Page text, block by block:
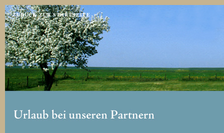
Jump to navigation
ZURÜCK ZUR STARTSEITE